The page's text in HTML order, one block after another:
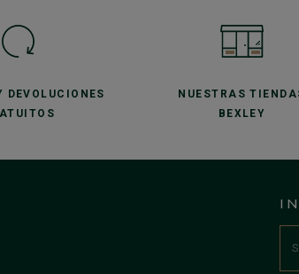
DEVOLUCIONES
NUESTRAS
BEXLEY